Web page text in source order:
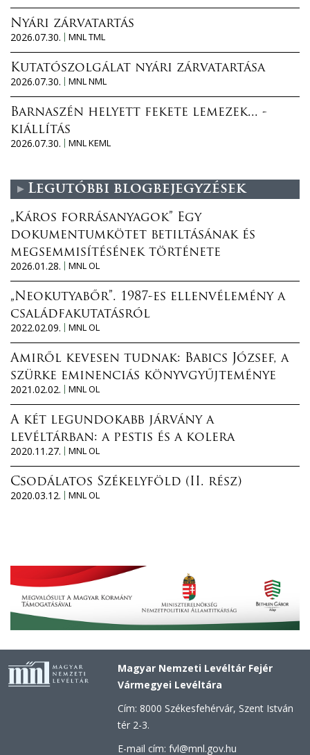
Nyári zárvatartás
2026.07.30.
MNL TML
Kutatószolgálat nyári zárvatartása
2026.07.30.
MNL NML
Barnaszén helyett fekete lemezek... -
kiállítás
2026.07.30.
MNL KEML
Legutóbbi blogbejegyzések
„Káros forrásanyagok” Egy
dokumentumkötet betiltásának és
megsemmisítésének története
2026.01.28.
MNL OL
„Neokutyabőr”. 1987-es ellenvélemény a
családfakutatásról
2022.02.09.
MNL OL
Amiről kevesen tudnak: Babics József, a
szürke eminenciás könyvgyűjteménye
2021.02.02.
MNL OL
A két legundokabb járvány a
levéltárban: a pestis és a kolera
2020.11.27.
MNL OL
Csodálatos Székelyföld (II. rész)
2020.03.12.
MNL OL
Magyar Nemzeti Levéltár Fejér
Vármegyei Levéltára
Cím: 8000 Székesfehérvár, Szent István
tér 2-3.
E-mail cím: fvl@mnl.gov.hu